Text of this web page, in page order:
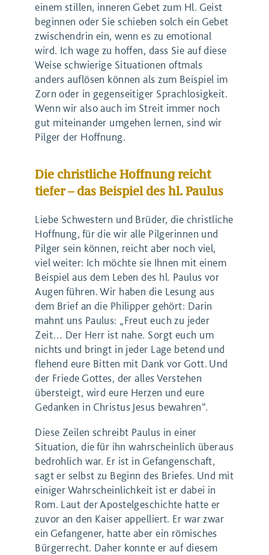
einem stillen, inneren Gebet zum Hl. Geist
beginnen oder Sie schieben solch ein Gebet
zwischendrin ein, wenn es zu emotional
wird. Ich wage zu hoffen, dass Sie auf diese
Weise schwierige Situationen oftmals
anders auflösen können als zum Beispiel im
Zorn oder in gegenseitiger Sprachlosigkeit.
Wenn wir also auch im Streit immer noch
gut miteinander umgehen lernen, sind wir
Pilger der Hoffnung.
Die christliche Hoffnung reicht
tiefer – das Beispiel des hl. Paulus
Liebe Schwestern und Brüder, die christliche
Hoffnung, für die wir alle Pilgerinnen und
Pilger sein können, reicht aber noch viel,
viel weiter: Ich möchte sie Ihnen mit einem
Beispiel aus dem Leben des hl. Paulus vor
Augen führen. Wir haben die Lesung aus
dem Brief an die Philipper gehört: Darin
mahnt uns Paulus: „Freut euch zu jeder
Zeit… Der Herr ist nahe. Sorgt euch um
nichts und bringt in jeder Lage betend und
flehend eure Bitten mit Dank vor Gott. Und
der Friede Gottes, der alles Verstehen
übersteigt, wird eure Herzen und eure
Gedanken in Christus Jesus bewahren“.
Diese Zeilen schreibt Paulus in einer
Situation, die für ihn wahrscheinlich überaus
bedrohlich war. Er ist in Gefangenschaft,
sagt er selbst zu Beginn des Briefes. Und mit
einiger Wahrscheinlichkeit ist er dabei in
Rom. Laut der Apostelgeschichte hatte er
zuvor an den Kaiser appelliert. Er war zwar
ein Gefangener, hatte aber ein römisches
Bürgerrecht. Daher konnte er auf diesem